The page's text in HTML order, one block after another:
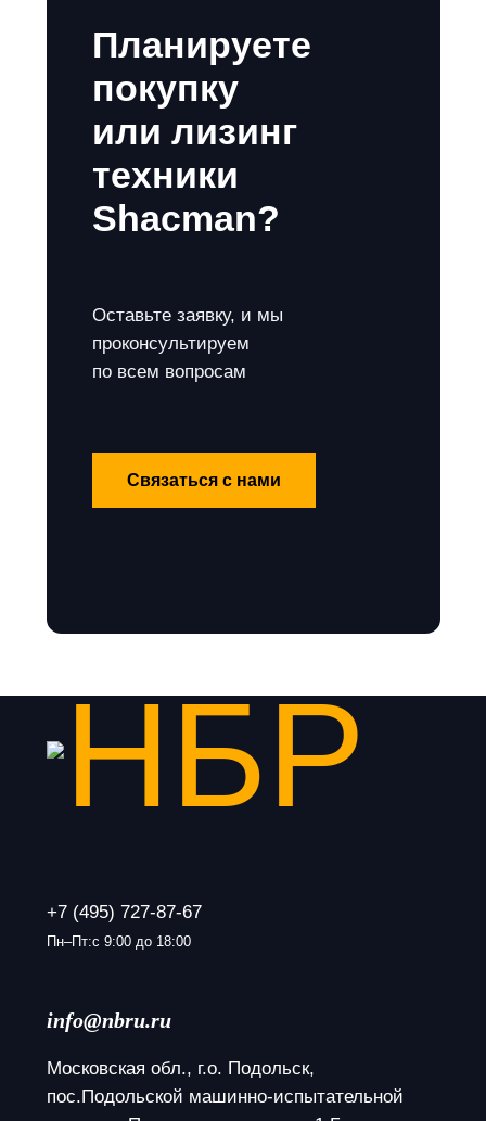
Планируете
покупку
или лизинг
техники
Shacman?
Оставьте заявку, и мы
проконсультируем
по всем вопросам
Связаться с нами
+7 (495) 727-87-67
Пн–Пт:с 9:00 до 18:00
info@nbru.ru
Московская обл., г.о. Подольск,
пос.Подольской машинно-испытательной